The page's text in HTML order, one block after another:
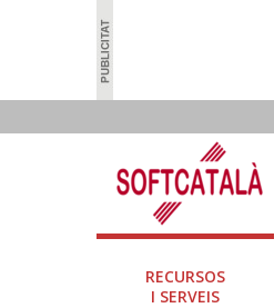
RECURSOS
I SERVEIS